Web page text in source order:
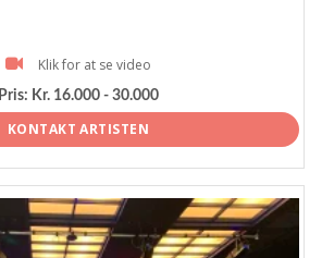
Klik for at se video
Pris: Kr. 16.000 - 30.000
KONTAKT ARTISTEN